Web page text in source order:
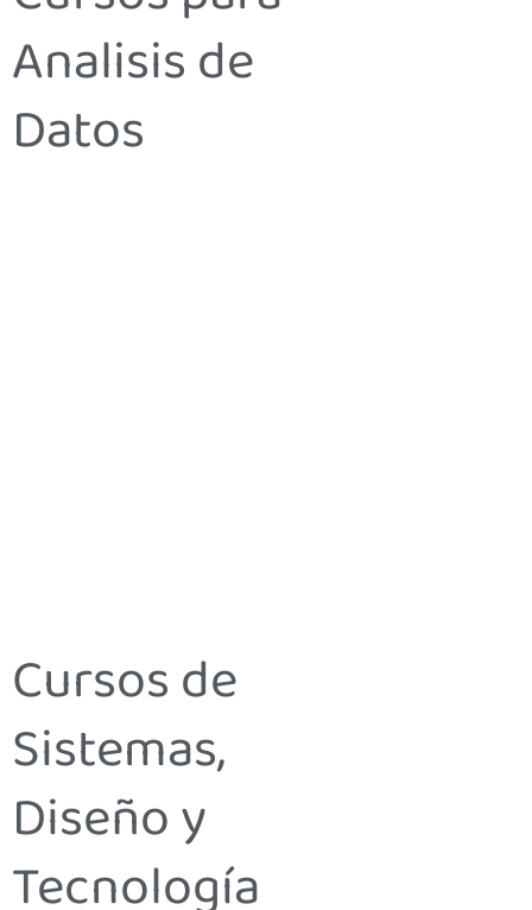
Analisis de
Datos
Cursos de
Sistemas,
Diseño y
Tecnología